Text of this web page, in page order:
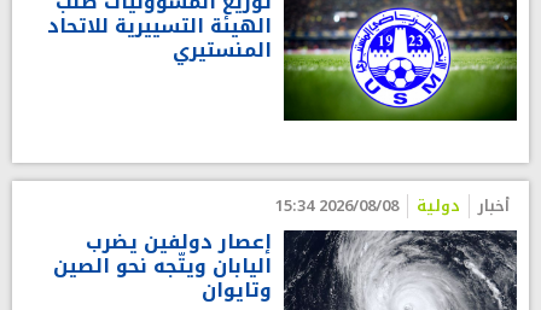
الهيئة التسييرية للاتحاد
المنستيري
أخبار دولية 2026/08/08 15:34
إعصار دولفين يضرب
اليابان ويتّجه نحو الصين
وتايوان